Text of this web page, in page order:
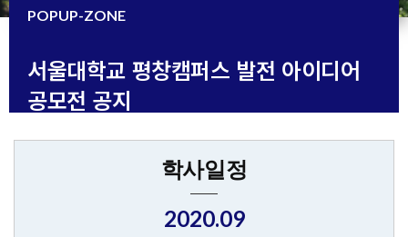
POPUP-ZONE
서울대학교 평창캠퍼스 발전 아이디어
공모전 공지
학사일정
2020.09